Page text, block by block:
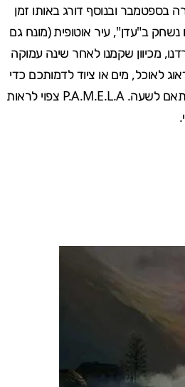
בספטמבר ובנוסף דורג באותו זמן
ב"עדן", עיר אוטופית (מונח גם
מכיוון שקמנו לאחר שינה עמוקה
לאוכל, מים או ציוד לדמותכם כדי
שתשרוד. הולך להיות מערכת יום ולילה, כך שמומלץ לחשוב על אסטרטגיה בהתאם לשעה. P.A.M.E.L.A צפוי לראות